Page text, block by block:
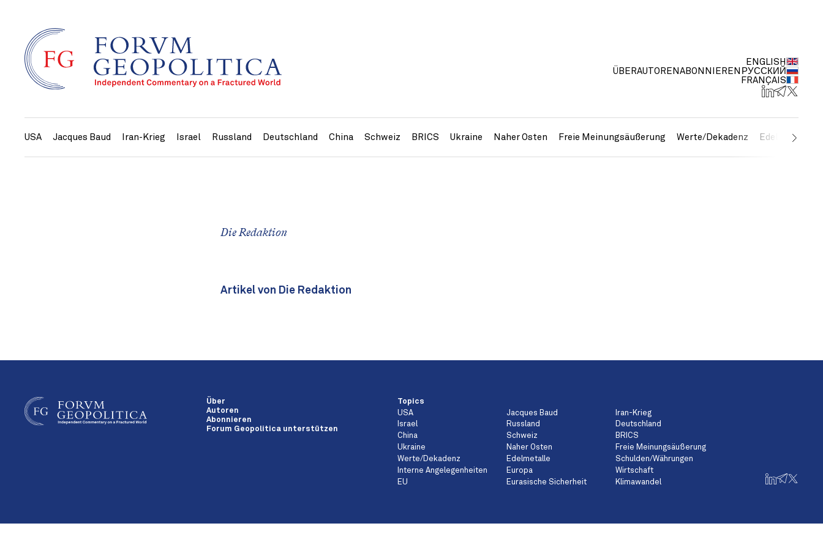
ÜBERAUTOREN ABONNIEREN
ENGLISH
РУССКИЙ
FRANÇAIS
USA Jacques Baud Iran-Krieg Israel Russland Deutschland China Schweiz BRICS Ukraine Naher Osten Freie Meinungsäußerung Werte/Dekadenz Edelmetalle
Die Redaktion
Artikel von Die Redaktion
Über
Autoren
Abonnieren
Forum Geopolitica unterstützen
Topics
USA
Jacques Baud
Iran-Krieg
Israel
Russland
Deutschland
China
Schweiz
BRICS
Ukraine
Naher Osten
Freie Meinungsäußerung
Werte/Dekadenz
Edelmetalle
Schulden/Währungen
Interne Angelegenheiten
Europa
Wirtschaft
EU
Eurasische Sicherheit Klimawandel